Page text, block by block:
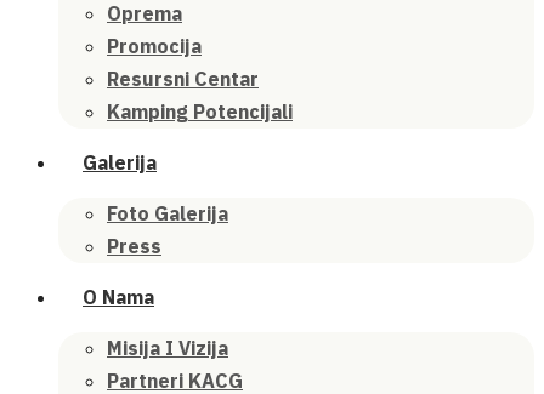
Oprema
Promocija
Resursni Centar
Kamping Potencijali
Galerija
Foto Galerija
Press
O Nama
Misija I Vizija
Partneri KACG